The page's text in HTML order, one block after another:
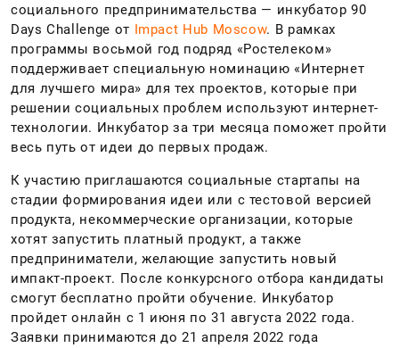
социального предпринимательства — инкубатор 90
Days Challenge от
Impact Hub Moscow. В рамках
программы восьмой год подряд «Ростелеком»
поддерживает специальную номинацию «Интернет
для лучшего мира» для тех проектов, которые при
решении социальных проблем используют интернет-
технологии. Инкубатор за три месяца поможет пройти
весь путь от идеи до первых продаж.
К участию приглашаются социальные стартапы на
стадии формирования идеи или с тестовой версией
продукта, некоммерческие организации, которые
хотят запустить платный продукт, а также
предприниматели, желающие запустить новый
импакт-проект. После конкурсного отбора кандидаты
смогут бесплатно пройти обучение. Инкубатор
пройдет онлайн с 1 июня по 31 августа 2022 года.
Заявки принимаются до 21 апреля 2022 года